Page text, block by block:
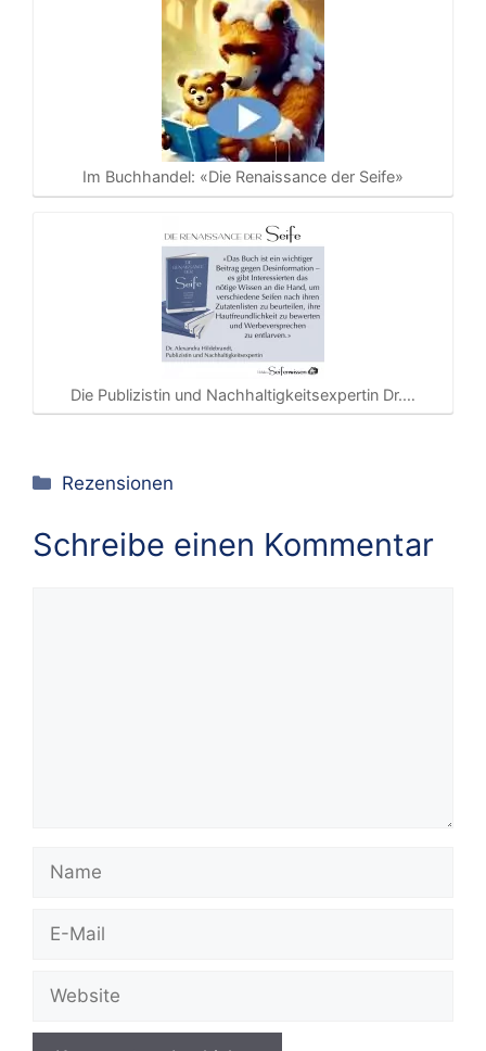
Im Buchhandel: «Die Renaissance der Seife»
Die Publizistin und Nachhaltigkeitsexpertin Dr.…
Kategorien
Rezensionen
Schreibe einen Kommentar
Name
Website